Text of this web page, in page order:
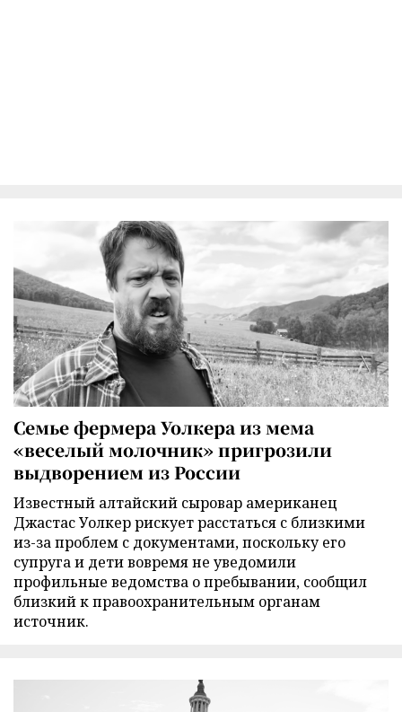
Семье фермера Уолкера из мема
«веселый молочник» пригрозили
выдворением из России
Известный алтайский сыровар американец
Джастас Уолкер рискует расстаться с близкими
из-за проблем с документами, поскольку его
супруга и дети вовремя не уведомили
профильные ведомства о пребывании, сообщил
близкий к правоохранительным органам
источник.